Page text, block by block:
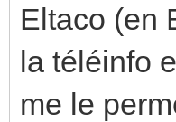
Eltaco (en
la téléinfo
me le